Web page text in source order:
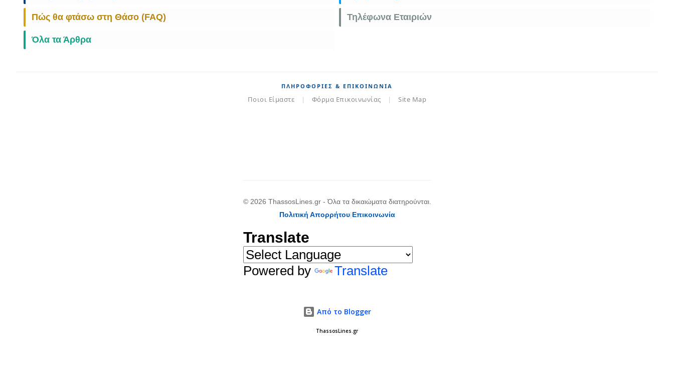
Πώς θα φτάσω στη Θάσο (FAQ) Τηλέφωνα Εταιριών
Όλα τα Άρθρα
ΠΛΗΡΟΦΟΡΊΕΣ & ΕΠΙΚΟΙΝΩΝΊΑ
Ποιοι Είμαστε | Φόρμα Επικοινωνίας | Site Map
© 2026 ThassosLines.gr - Όλα τα δικαιώματα διατηρούνται.
Πολιτική Απορρήτου|Επικοινωνία
Translate
Powered by Translate
Από το Blogger
ThassosLines.gr